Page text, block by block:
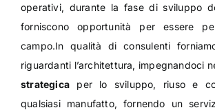
operativi, durante la fase di sviluppo
forniscono opportunità per essere
campo.In qualità di consulenti
riguardanti l’architettura, impegnandoci
strategica per lo sviluppo, riuso e
qualsiasi manufatto, fornendo un